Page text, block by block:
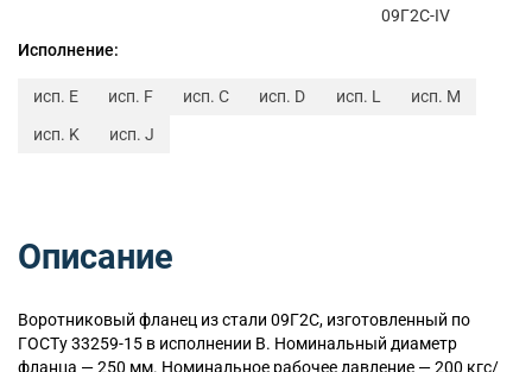
09Г2С-IV
Исполнение:
исп. E исп. F исп. C исп. D исп. L
исп. M
исп. K
исп. J
Описание
Воротниковый фланец из стали 09Г2С, изготовленный по
ГОСТу 33259-15 в исполнении B. Номинальный диаметр
фланца — 250 мм. Номинальное рабочее давление — 200 кгс/